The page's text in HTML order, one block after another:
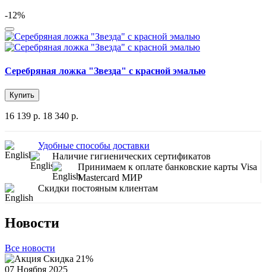
-12%
Серебряная ложка "Звезда" с красной эмалью
Купить
16 139 р. 18 340 р.
Удобные способы доставки
Наличие гигиенических сертификатов
Принимаем к оплате банковские карты Visa
Mastercard МИР
Скидки постояным клиентам
Новости
Все новости
07 Ноября 2025